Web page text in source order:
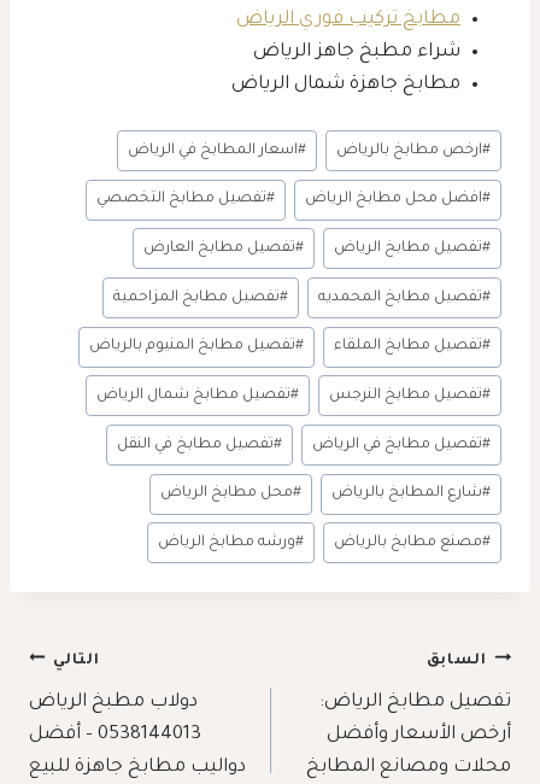
مطابخ تركيب فوري الرياض
شراء مطبخ جاهز الرياض
مطابخ جاهزة شمال الرياض
وسوم
المقال:
#ارخص مطابخ بالرياض #اسعار المطابخ في الرياض
#افضل محل مطابخ الرياض #تفصيل مطابخ التخصصي
#تفصيل مطابخ الرياض #تفصيل مطابخ العارض
#تفصيل مطابخ المحمديه #تفصيل مطابخ المزاحمية
#تفصيل مطابخ الملقاء #تفصيل مطابخ المنيوم بالرياض
#تفصيل مطابخ النرجس #تفصيل مطابخ شمال الرياض
#تفصيل مطابخ في الرياض #تفصيل مطابخ في النقل
#شارع المطابخ بالرياض #محل مطابخ الرياض
#مصنع مطابخ بالرياض #ورشه مطابخ الرياض
تصفّح
المقالات
السابق
تفصيل مطابخ الرياض:
أرخص الأسعار وأفضل
محلات ومصانع المطابخ
التالي
دولاب مطبخ الرياض
0538144013 – أفضل
دواليب مطابخ جاهزة للبيع